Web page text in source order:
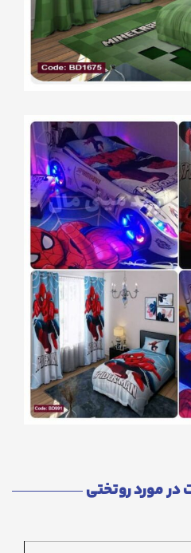
در مورد روتختی